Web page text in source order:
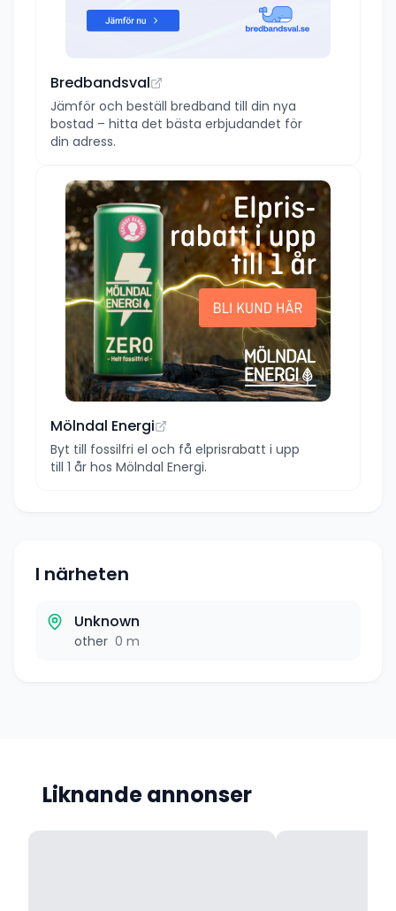
Bredbandsval
Jämför och beställ bredband till din nya
bostad – hitta det bästa erbjudandet för
din adress.
Mölndal Energi
Byt till fossilfri el och få elprisrabatt i upp
till 1 år hos Mölndal Energi.
I närheten
Unknown
other 0 m
Liknande annonser